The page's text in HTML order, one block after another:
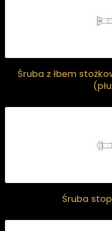
Śruba z łbem
Śruba